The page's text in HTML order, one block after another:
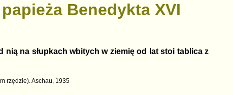
Benedykta XVI
na słupkach wbitych w ziemię od lat stoi tablica z
rzędzie). Aschau, 1935